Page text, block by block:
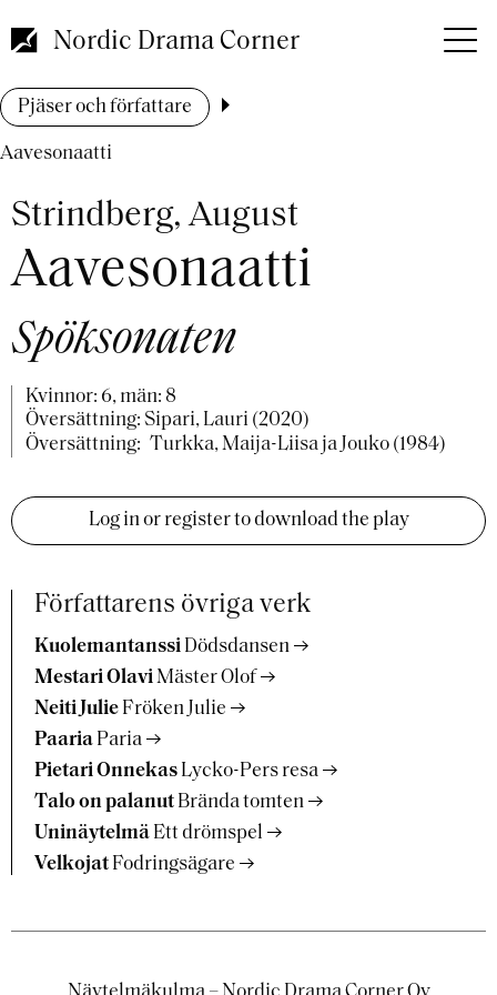
till
huvudinnehåll
Nordic Drama Corner
Länkstig
Pjäser och författare
Aavesonaatti
Strindberg, August
Aavesonaatti
Spöksonaten
Kvinnor: 6, män: 8
Översättning: Sipari, Lauri (2020)
Översättning: Turkka, Maija-Liisa ja Jouko (1984)
Log in or register to download the play
Författarens övriga verk
Kuolemantanssi Dödsdansen
Mestari OlaviMäster Olof
Neiti Julie Fröken Julie
Paaria Paria
Pietari Onnekas Lycko-Pers resa
Talo on palanut Brända tomten
Uninäytelmä Ett drömspel
Velkojat Fodringsägare